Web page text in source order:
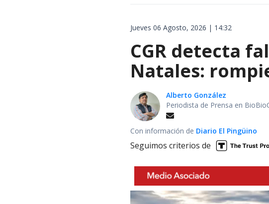
Jueves 06 Agosto, 2026 | 14:32
CGR detecta
Natales:
Alberto González
Periodista de Prensa en
Con información de Diario El Pingüino
Seguimos criterios de